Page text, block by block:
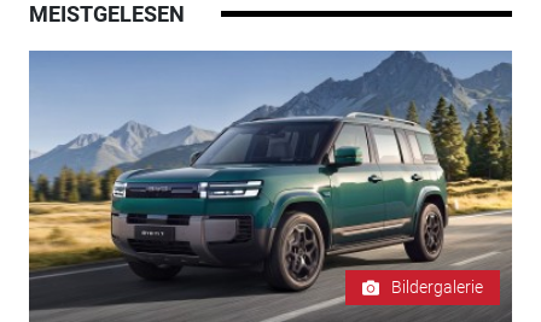
MEISTGELESEN
Bildergalerie